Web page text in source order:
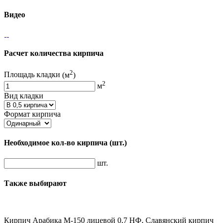
Видео
Расчет количества кирпича
Площадь кладки (м2)
м2
Вид кладки
Формат кирпича
Необходимое кол-во кирпича (шт.)
шт.
Также выбирают
Кирпич Арабика М-150 лицевой 0,7 НФ, Славянский кирпич